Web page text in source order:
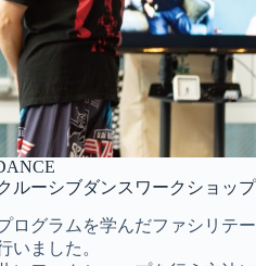
ルーシブダンスワークショップ
ログラムを学んだファシリテー
いました。